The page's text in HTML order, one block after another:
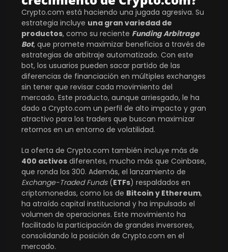
Crypto.com está haciendo una jugada agresiva. Su
estrategia incluye una gran variedad de
productos, como su reciente Funding Arbitrage
Bot, que promete maximizar beneficios a través de
estrategias de arbitraje automatizado. Con este
bot, los usuarios pueden sacar partido de las
diferencias de financiación en múltiples exchanges
sin tener que revisar cada movimiento del
mercado. Este producto, aunque arriesgado, le ha
dado a Crypto.com un perfil de alto impacto y gran
atractivo para los traders que buscan maximizar
retornos en un entorno de volatilidad​.
La oferta de Crypto.com también incluye más de
400 activos diferentes, mucho más que Coinbase,
que ronda los 300. Además, el lanzamiento de
Exchange-Traded Funds(ETFs) respaldados en
criptomonedas, como los de Bitcoin y Ethereum,
ha atraído capital institucional y ha impulsado el
volumen de operaciones. Este movimiento ha
facilitado la participación de grandes inversores,
consolidando la posición de Crypto.com en el
mercado​.